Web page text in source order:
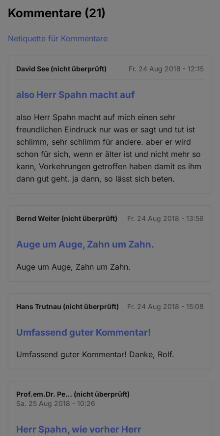
Kommentare (21)
Netiquette für Kommentare
David See (nicht überprüft) Fr. 24 Aug 2018 - 12:15
also Herr Spahn macht auf
also Herr Spahn macht auf mich einen sehr
freundlichen Eindruck nur was er sagt und tut ist
schlimm, sehr schlimm für andere. aber er wird
schon für sich, wenn er älter ist und nicht mehr so
kann, Vorkehrungen getroffen haben damit es ihm
dann gut geht. ja dann, so lässt sich beten.
Bernd Weiter (nicht überprüft) Fr. 24 Aug 2018 - 13:56
Auge um Auge, Zahn um Zahn.
Auge um Auge, Zahn um Zahn.
Hans Trutnau (nicht überprüft) Fr. 24 Aug 2018 - 15:08
Umfassend guter Kommentar!
Umfassend guter Kommentar! Danke, Rolf.
Prof.em.Dr. Pe… (nicht überprüft)
Sa. 25 Aug 2018 - 10:26
Herr Spahn, wie vorher Herr